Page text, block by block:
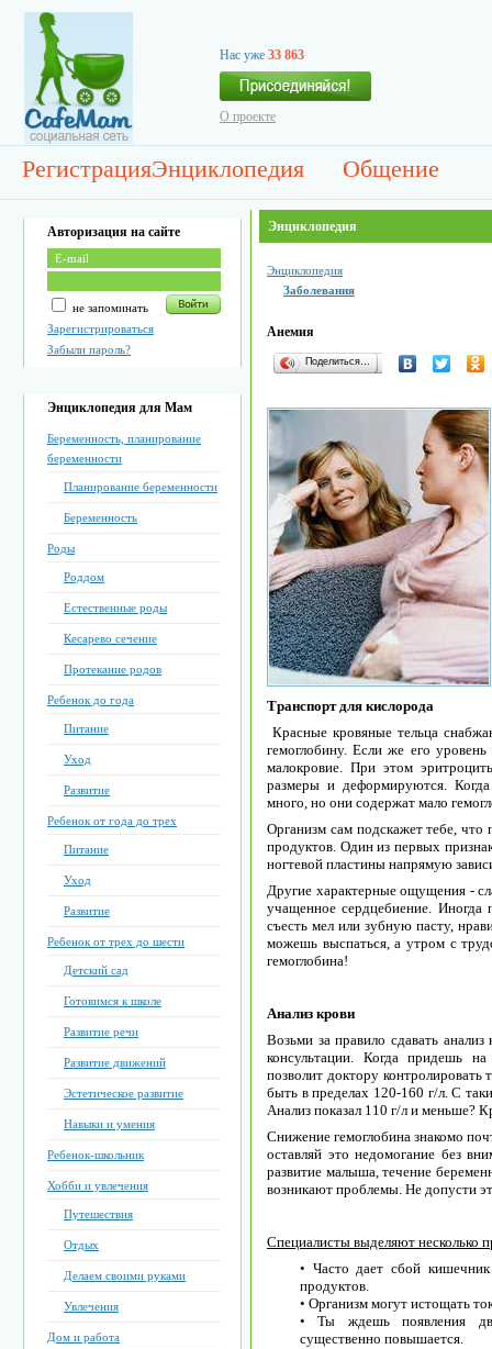
Нас уже 33 863
О проекте
РегистрацияЭнциклопедия Общение
Авторизация на сайте
не запоминать
Зарегистрироваться
Забыли пароль?
Энциклопедия для Мам
Беременность, планирование
беременности
Планирование беременности
Беременность
Роды
Роддом
Естественные роды
Кесарево сечение
Протекание родов
Ребенок до года
Питание
Уход
Развитие
Ребенок от года до трех
Питание
Уход
Развитие
Ребенок от трех до шести
Детский сад
Готовимся к школе
Развитие речи
Развитие движений
Эстетическое развитие
Навыки и умения
Ребенок-школьник
Хобби и увлечения
Путешествия
Отдых
Делаем своими руками
Увлечения
Дом и работа
Энциклопедия
Энциклопедия
Заболевания
Анемия
Поделиться…
Транспорт для кислорода
Красные кровяные тельца
гемоглобину. Если же его
малокровие. При этом
размеры и деформируются.
много, но они содержат мало
Организм сам подскажет тебе,
продуктов. Один из первых
ногтевой пластины напрямую
Другие характерные ощущения -
учащенное сердцебиение. Иногда
съесть мел или зубную пасту,
можешь выспаться, а утром с
гемоглобина!
Анализ крови
Возьми за правило сдавать
консультации. Когда придешь
позволит доктору
быть в пределах 120-160 г/л. С
Анализ показал 110 г/л и меньше?
Снижение гемоглобина знакомо
оставляй это недомогание без
развитие малыша, течение
возникают проблемы. Не допусти
Специалисты выделяют несколько
• Часто дает сбой
продуктов.
• Организм могут истощать
• Ты ждешь появления
существенно повышается.